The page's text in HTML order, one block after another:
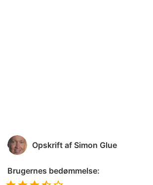
Opskrift af Simon Glue
Brugernes bedømmelse: